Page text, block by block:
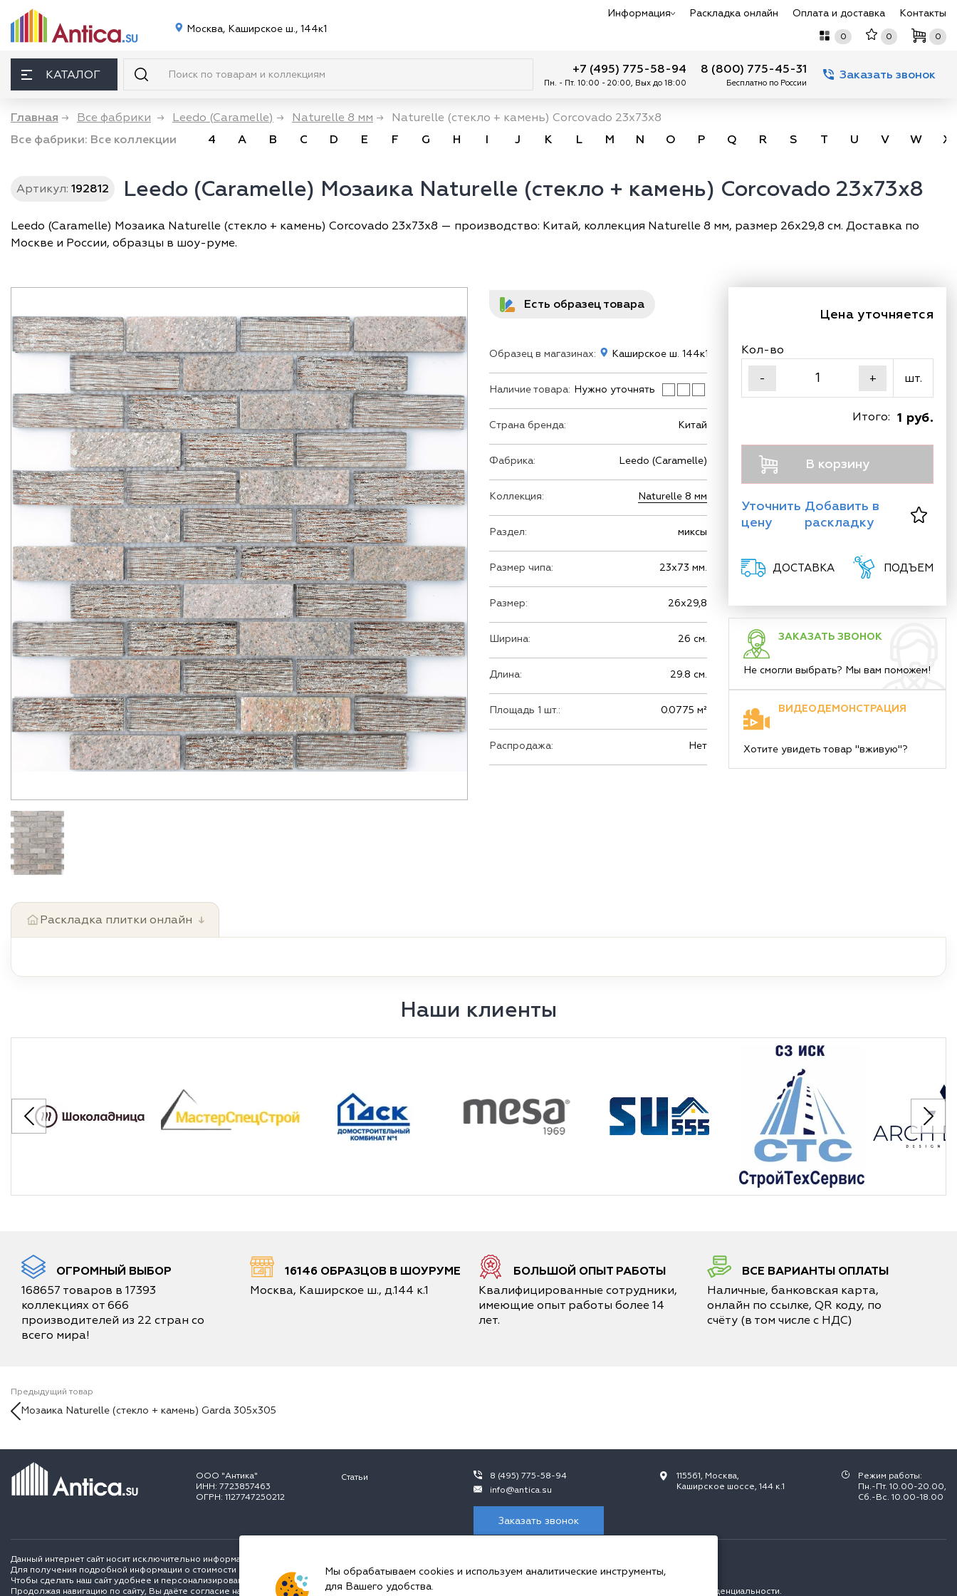
Москва, Каширское ш., 144к1
Информация Раскладка онлайн Оплата и доставка Контакты
0 0 0
КАТАЛОГ +7 (495) 775-58-94
Пн. - Пт. 10:00 - 20:00, Вых до 18:00
8 (800) 775-45-31
Бесплатно по России
Заказать звонок
Главная → Все фабрики → Leedo (Caramelle) → Naturelle 8 мм →
Naturelle (стекло + камень) Corcovado 23x73х8
Все фабрики: Все коллекции 4 A B C D E F G H I J K L M N O P Q R S T U V W X
Артикул: 192812 Leedo (Caramelle) Мозаика Naturelle (стекло + камень) Corcovado 23x73х8
Leedo (Caramelle) Мозаика Naturelle (стекло + камень) Corcovado 23x73х8 — производство: Китай, коллекция Naturelle 8 мм, размер 26х29,8 см. Доставка по
Москве и России, образцы в шоу-руме.
Есть образец товара
Образец в магазинах: Каширское ш. 144к1
Наличие товара: Нужно уточнять
Страна бренда: Китай
Фабрика: Leedo (Caramelle)
Коллекция: Naturelle 8 мм
Раздел: миксы
Размер чипа: 23х73 мм.
Размер: 26х29,8
Ширина: 26 см.
Длина: 29.8 см.
Площадь 1 шт.: 0.0775 м²
Распродажа: Нет
Цена уточняется
Кол-во
-
+ шт.
1 руб.
Итого:
В корзину
Уточнить
цену
Добавить в
раскладку
ДОСТАВКА ПОДЪЕМ
ЗАКАЗАТЬ ЗВОНОК
Не смогли выбрать? Мы вам поможем!
ВИДЕОДЕМОНСТРАЦИЯ
Хотите увидеть товар "вживую"?
Раскладка плитки онлайн ↓
Наши клиенты
ОГРОМНЫЙ ВЫБОР
168657 товаров в 17393
коллекциях от 666
производителей из 22 стран со
всего мира!
16146 ОБРАЗЦОВ В ШОУРУМЕ
Москва, Каширское ш., д.144 к.1
БОЛЬШОЙ ОПЫТ РАБОТЫ
Квалифицированные сотрудники,
имеющие опыт работы более 14
лет.
ВСЕ ВАРИАНТЫ ОПЛАТЫ
Наличные, банковская карта,
онлайн по ссылке, QR коду, по
счёту (в том числе с НДС)
Предыдущий товар
Мозаика Naturelle (стекло + камень) Garda 305x305
ООО "Антика"
ИНН: 7723857463
ОГРН: 1127747250212
Статьи
8 (495) 775-58-94
info@antica.su
Заказать звонок
115561, Москва,
Каширское шоссе, 144 к.1
Режим работы:
Пн.-Пт. 10.00-20.00,
Сб.-Вс. 10.00-18.00
Данный интернет сайт носит исключительно информационный характер и не является публичной офертой, в контексте положений ч.2 ст. 437 ГК РФ.
Для получения подробной информации о стоимости и сроках выполнения просьба обращаться к сотрудникам ООО «Антика».
Чтобы сделать наш сайт удобнее и персонализированее для вас мы используем cookies и аналитические инструменты.
Продолжая навигацию по сайту, Вы даёте согласие на обработку персональных данных и соглашаетесь с
политикой конфиденциальности.
Мы обрабатываем cookies и используем аналитические инструменты,
для Вашего удобства.